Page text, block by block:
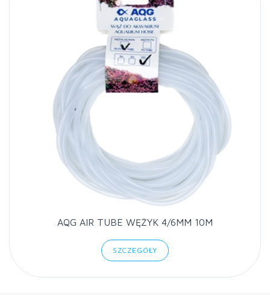
AQG AIR TUBE WĘŻYK 4/6MM 10M
SZCZEGÓŁY